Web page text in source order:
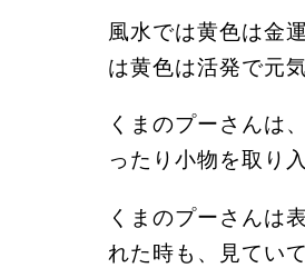
風水では黄色は金
は黄色は活発で元
くまのプーさんは
ったり小物を取り
くまのプーさんは
れた時も、見てい